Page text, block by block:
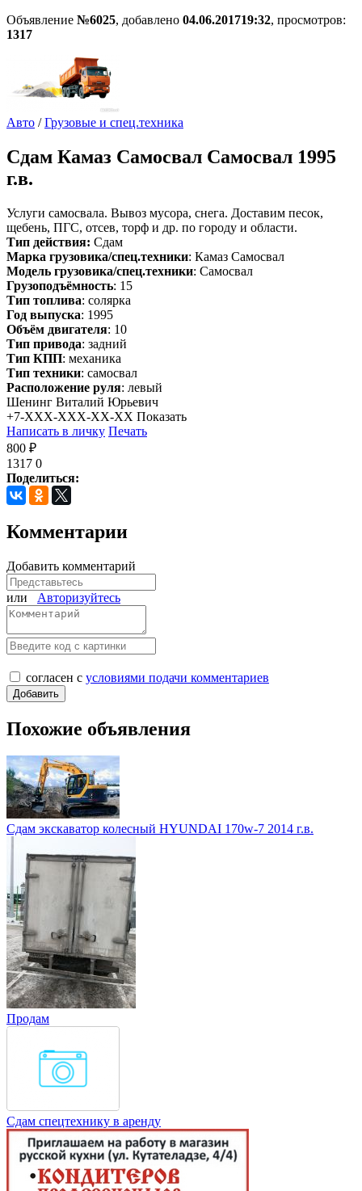
Объявление №6025, добавлено 04.06.201719:32, просмотров:
1317
Авто /Грузовые и спец.техника
Сдам Камаз Самосвал Самосвал 1995
г.в.
Услуги самосвала. Вывоз мусора, снега. Доставим песок,
щебень, ПГС, отсев, торф и др. по городу и области.
Тип действия: Сдам
Марка грузовика/спец.техники: Камаз Самосвал
Модель грузовика/спец.техники: Самосвал
Грузоподъёмность: 15
Тип топлива: солярка
Год выпуска: 1995
Объём двигателя: 10
Тип привода: задний
Тип КПП: механика
Тип техники: самосвал
Расположение руля: левый
Шенинг Виталий Юрьевич
+7-XXX-XXX-XX-XX Показать
Написать в личку Печать
800 ₽
1317 0
Поделиться:
Комментарии
Добавить комментарий
или Авторизуйтесь
согласен с условиями подачи комментариев
Похожие объявления
Сдам экскаватор колесный HYUNDAI 170w-7 2014 г.в.
Продам
Сдам спецтехнику в аренду